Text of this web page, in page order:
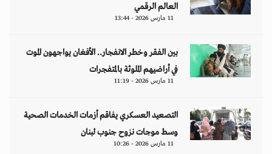
العالم الرقمي
11 مارس 2026 - 13:44
بين الفقر وخطر الانفجار.. الأفغان يواجهون الموت
في أراضيهم الملوثة بالمتفجرات
11 مارس 2026 - 11:19
التصعيد العسكري يفاقم أزمات الخدمات الصحية
وسط موجات نزوح جنوب لبنان
11 مارس 2026 - 10:26